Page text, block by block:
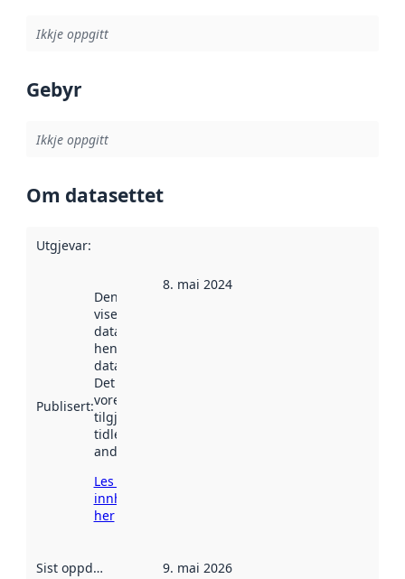
Ikkje oppgitt
Gebyr
Ikkje oppgitt
Om datasettet
Utgjevar:
Publisert:
Denne datoen
viser når
datasettet vart
henta inn av
data.norge.no.
Det kan ha
vore
tilgjengeleg
tidlegare
andre stader.
Les meir om
innhenting
her
8. mai 2024
Sist oppdatert 9. mai 2026